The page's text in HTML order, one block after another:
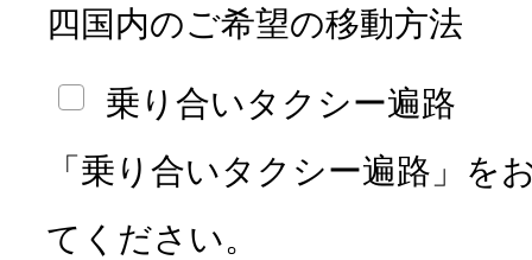
四国内のご希望の移動方法
乗り合いタクシー遍路
「乗り合いタクシー遍路」を
てください。